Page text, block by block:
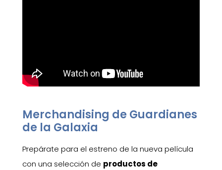
Merchandising de Guardianes
de la Galaxia
Prepárate para el estreno de la nueva película
con una selección de productos de